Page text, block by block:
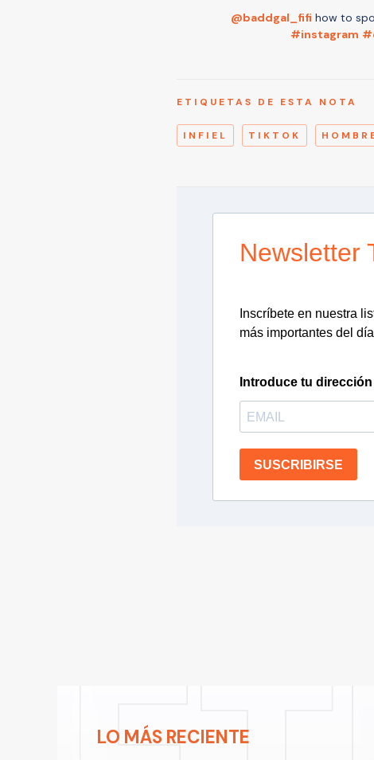
@baddgal_fifi how to
#instagram
ETIQUETAS DE ESTA NOTA
INFIEL TIKTOK
Newsletter
Inscríbete en nuestra
más importantes del
Introduce tu
SUSCRIBIRSE
LO MÁS RECIENTE